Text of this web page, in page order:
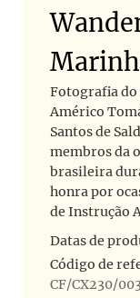
Fotografia
Américo
Santos de
membros da
brasileira
honra por
de Instrução
Datas de
Código de
CF/CX230/